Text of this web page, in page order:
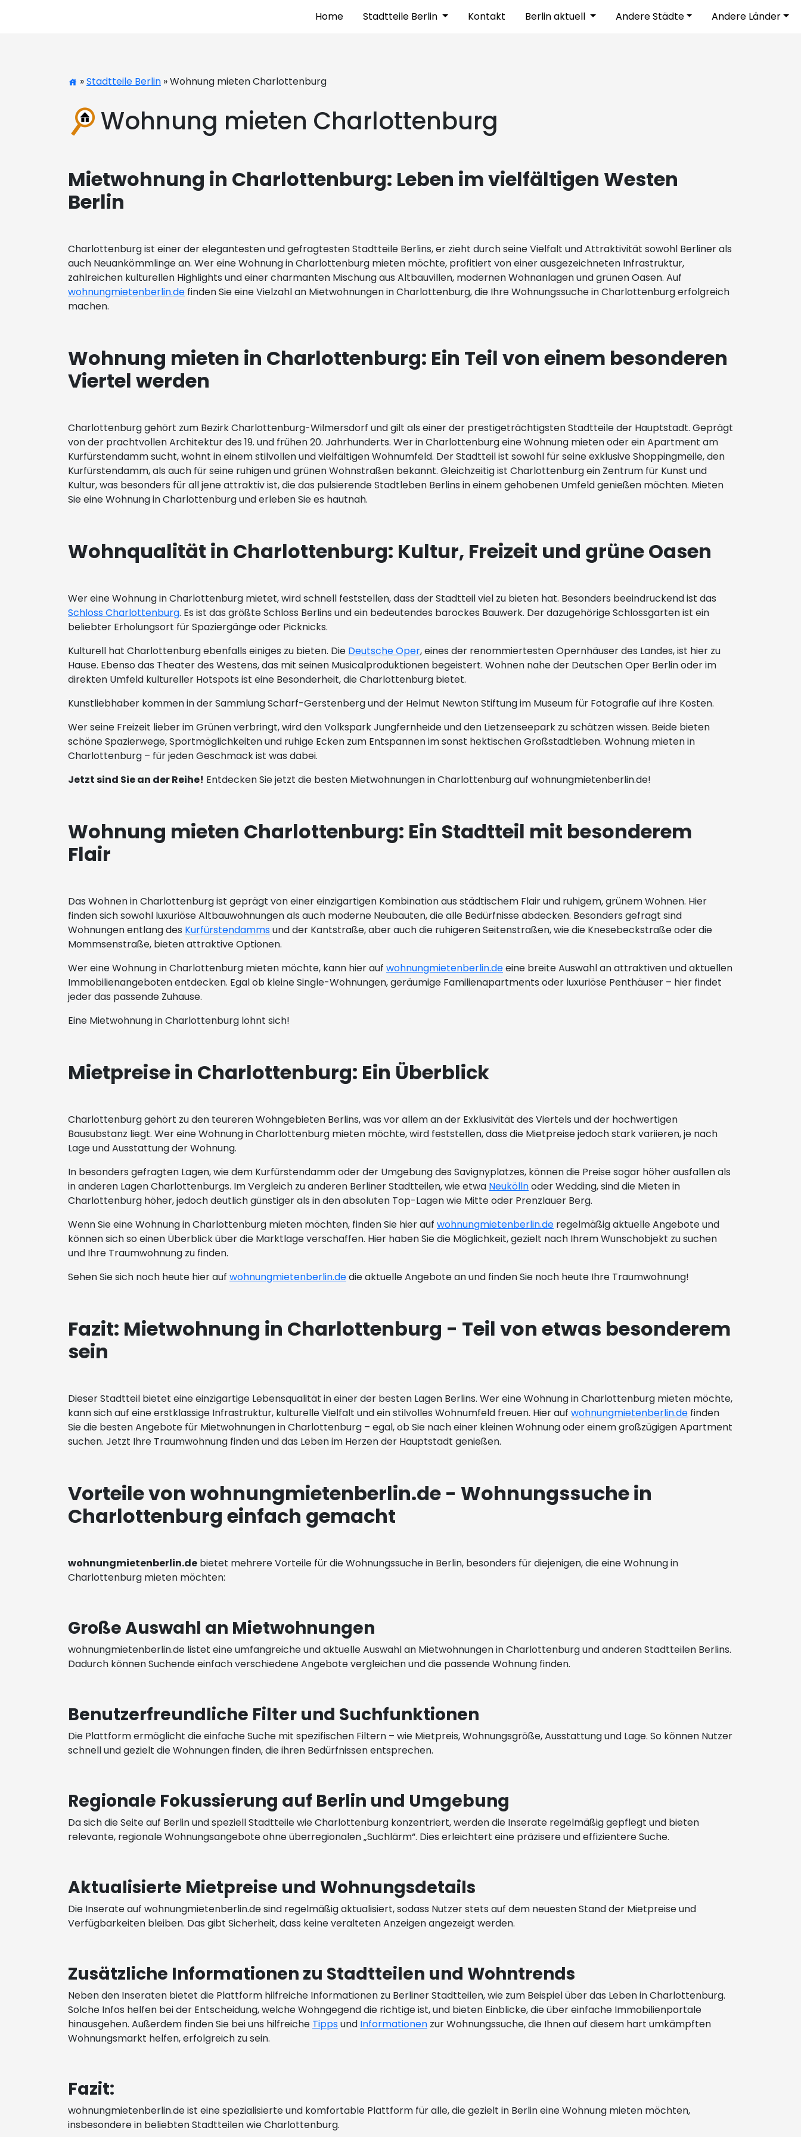
Home Stadtteile Berlin Kontakt Berlin aktuell Andere Städte Andere Länder
»Stadtteile Berlin » Wohnung mieten Charlottenburg
Wohnung mieten Charlottenburg
Mietwohnung in Charlottenburg: Leben im vielfältigen Westen
Berlin
Charlottenburg ist einer der elegantesten und gefragtesten Stadtteile Berlins, er zieht durch seine Vielfalt und Attraktivität sowohl Berliner als
auch Neuankömmlinge an. Wer eine Wohnung in Charlottenburg mieten möchte, profitiert von einer ausgezeichneten Infrastruktur,
zahlreichen kulturellen Highlights und einer charmanten Mischung aus Altbauvillen, modernen Wohnanlagen und grünen Oasen. Auf
wohnungmietenberlin.de finden Sie eine Vielzahl an Mietwohnungen in Charlottenburg, die Ihre Wohnungssuche in Charlottenburg erfolgreich
machen.
Wohnung mieten in Charlottenburg: Ein Teil von einem besonderen
Viertel werden
Charlottenburg gehört zum Bezirk Charlottenburg-Wilmersdorf und gilt als einer der prestigeträchtigsten Stadtteile der Hauptstadt. Geprägt
von der prachtvollen Architektur des 19. und frühen 20. Jahrhunderts. Wer in Charlottenburg eine Wohnung mieten oder ein Apartment am
Kurfürstendamm sucht, wohnt in einem stilvollen und vielfältigen Wohnumfeld. Der Stadtteil ist sowohl für seine exklusive Shoppingmeile, den
Kurfürstendamm, als auch für seine ruhigen und grünen Wohnstraßen bekannt. Gleichzeitig ist Charlottenburg ein Zentrum für Kunst und
Kultur, was besonders für all jene attraktiv ist, die das pulsierende Stadtleben Berlins in einem gehobenen Umfeld genießen möchten. Mieten
Sie eine Wohnung in Charlottenburg und erleben Sie es hautnah.
Wohnqualität in Charlottenburg: Kultur, Freizeit und grüne Oasen
Wer eine Wohnung in Charlottenburg mietet, wird schnell feststellen, dass der Stadtteil viel zu bieten hat. Besonders beeindruckend ist das
Schloss Charlottenburg. Es ist das größte Schloss Berlins und ein bedeutendes barockes Bauwerk. Der dazugehörige Schlossgarten ist ein
beliebter Erholungsort für Spaziergänge oder Picknicks.
Kulturell hat Charlottenburg ebenfalls einiges zu bieten. Die Deutsche Oper, eines der renommiertesten Opernhäuser des Landes, ist hier zu
Hause. Ebenso das Theater des Westens, das mit seinen Musicalproduktionen begeistert. Wohnen nahe der Deutschen Oper Berlin oder im
direkten Umfeld kultureller Hotspots ist eine Besonderheit, die Charlottenburg bietet.
Kunstliebhaber kommen in der Sammlung Scharf-Gerstenberg und der Helmut Newton Stiftung im Museum für Fotografie auf ihre Kosten.
Wer seine Freizeit lieber im Grünen verbringt, wird den Volkspark Jungfernheide und den Lietzenseepark zu schätzen wissen. Beide bieten
schöne Spazierwege, Sportmöglichkeiten und ruhige Ecken zum Entspannen im sonst hektischen Großstadtleben. Wohnung mieten in
Charlottenburg – für jeden Geschmack ist was dabei.
Jetzt sind Sie an der Reihe! Entdecken Sie jetzt die besten Mietwohnungen in Charlottenburg auf wohnungmietenberlin.de!
Wohnung mieten Charlottenburg: Ein Stadtteil mit besonderem
Flair
Das Wohnen in Charlottenburg ist geprägt von einer einzigartigen Kombination aus städtischem Flair und ruhigem, grünem Wohnen. Hier
finden sich sowohl luxuriöse Altbauwohnungen als auch moderne Neubauten, die alle Bedürfnisse abdecken. Besonders gefragt sind
Wohnungen entlang des Kurfürstendammsund der Kantstraße, aber auch die ruhigeren Seitenstraßen, wie die Knesebeckstraße oder die
Mommsenstraße, bieten attraktive Optionen.
Wer eine Wohnung in Charlottenburg mieten möchte, kann hier auf wohnungmietenberlin.deeine breite Auswahl an attraktiven und aktuellen
Immobilienangeboten entdecken. Egal ob kleine Single-Wohnungen, geräumige Familienapartments oder luxuriöse Penthäuser – hier findet
jeder das passende Zuhause.
Eine Mietwohnung in Charlottenburg lohnt sich!
Mietpreise in Charlottenburg: Ein Überblick
Charlottenburg gehört zu den teureren Wohngebieten Berlins, was vor allem an der Exklusivität des Viertels und der hochwertigen
Bausubstanz liegt. Wer eine Wohnung in Charlottenburg mieten möchte, wird feststellen, dass die Mietpreise jedoch stark variieren, je nach
Lage und Ausstattung der Wohnung.
In besonders gefragten Lagen, wie dem Kurfürstendamm oder der Umgebung des Savignyplatzes, können die Preise sogar höher ausfallen als
in anderen Lagen Charlottenburgs. Im Vergleich zu anderen Berliner Stadtteilen, wie etwa Neuköllnoder Wedding, sind die Mieten in
Charlottenburg höher, jedoch deutlich günstiger als in den absoluten Top-Lagen wie Mitte oder Prenzlauer Berg.
Wenn Sie eine Wohnung in Charlottenburg mieten möchten, finden Sie hier auf wohnungmietenberlin.de regelmäßig aktuelle Angebote und
können sich so einen Überblick über die Marktlage verschaffen. Hier haben Sie die Möglichkeit, gezielt nach Ihrem Wunschobjekt zu suchen
und Ihre Traumwohnung zu finden.
Sehen Sie sich noch heute hier auf wohnungmietenberlin.dedie aktuelle Angebote an und finden Sie noch heute Ihre Traumwohnung!
Fazit: Mietwohnung in Charlottenburg - Teil von etwas besonderem
sein
Dieser Stadtteil bietet eine einzigartige Lebensqualität in einer der besten Lagen Berlins. Wer eine Wohnung in Charlottenburg mieten möchte,
kann sich auf eine erstklassige Infrastruktur, kulturelle Vielfalt und ein stilvolles Wohnumfeld freuen. Hier auf wohnungmietenberlin.de finden
Sie die besten Angebote für Mietwohnungen in Charlottenburg – egal, ob Sie nach einer kleinen Wohnung oder einem großzügigen Apartment
suchen. Jetzt Ihre Traumwohnung finden und das Leben im Herzen der Hauptstadt genießen.
Vorteile von wohnungmietenberlin.de - Wohnungssuche in
Charlottenburg einfach gemacht
wohnungmietenberlin.de bietet mehrere Vorteile für die Wohnungssuche in Berlin, besonders für diejenigen, die eine Wohnung in
Charlottenburg mieten möchten:
Große Auswahl an Mietwohnungen
wohnungmietenberlin.de listet eine umfangreiche und aktuelle Auswahl an Mietwohnungen in Charlottenburg und anderen Stadtteilen Berlins.
Dadurch können Suchende einfach verschiedene Angebote vergleichen und die passende Wohnung finden.
Benutzerfreundliche Filter und Suchfunktionen
Die Plattform ermöglicht die einfache Suche mit spezifischen Filtern – wie Mietpreis, Wohnungsgröße, Ausstattung und Lage. So können Nutzer
schnell und gezielt die Wohnungen finden, die ihren Bedürfnissen entsprechen.
Regionale Fokussierung auf Berlin und Umgebung
Da sich die Seite auf Berlin und speziell Stadtteile wie Charlottenburg konzentriert, werden die Inserate regelmäßig gepflegt und bieten
relevante, regionale Wohnungsangebote ohne überregionalen „Suchlärm“. Dies erleichtert eine präzisere und effizientere Suche.
Aktualisierte Mietpreise und Wohnungsdetails
Die Inserate auf wohnungmietenberlin.de sind regelmäßig aktualisiert, sodass Nutzer stets auf dem neuesten Stand der Mietpreise und
Verfügbarkeiten bleiben. Das gibt Sicherheit, dass keine veralteten Anzeigen angezeigt werden.
Zusätzliche Informationen zu Stadtteilen und Wohntrends
Neben den Inseraten bietet die Plattform hilfreiche Informationen zu Berliner Stadtteilen, wie zum Beispiel über das Leben in Charlottenburg.
Solche Infos helfen bei der Entscheidung, welche Wohngegend die richtige ist, und bieten Einblicke, die über einfache Immobilienportale
hinausgehen. Außerdem finden Sie bei uns hilfreiche Tippsund Informationen zur Wohnungssuche, die Ihnen auf diesem hart umkämpften
Wohnungsmarkt helfen, erfolgreich zu sein.
Fazit:
wohnungmietenberlin.de ist eine spezialisierte und komfortable Plattform für alle, die gezielt in Berlin eine Wohnung mieten möchten,
insbesondere in beliebten Stadtteilen wie Charlottenburg.